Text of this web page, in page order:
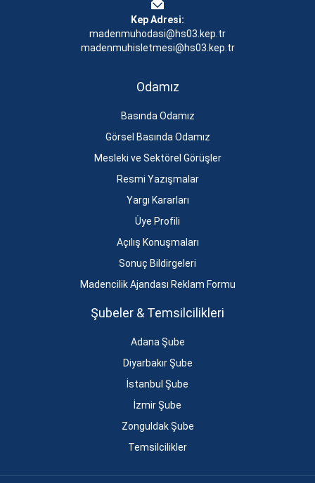
Kep Adresi:
madenmuhodasi@hs03.kep.tr
madenmuhisletmesi@hs03.kep.tr
Odamız
Basında Odamız
Görsel Basında Odamız
Mesleki ve Sektörel Görüşler
Resmi Yazışmalar
Yargı Kararları
Üye Profili
Açılış Konuşmaları
Sonuç Bildirgeleri
Madencilik Ajandası Reklam Formu
Şubeler & Temsilcilikleri
Adana Şube
Diyarbakır Şube
İstanbul Şube
İzmir Şube
Zonguldak Şube
Temsilcilikler